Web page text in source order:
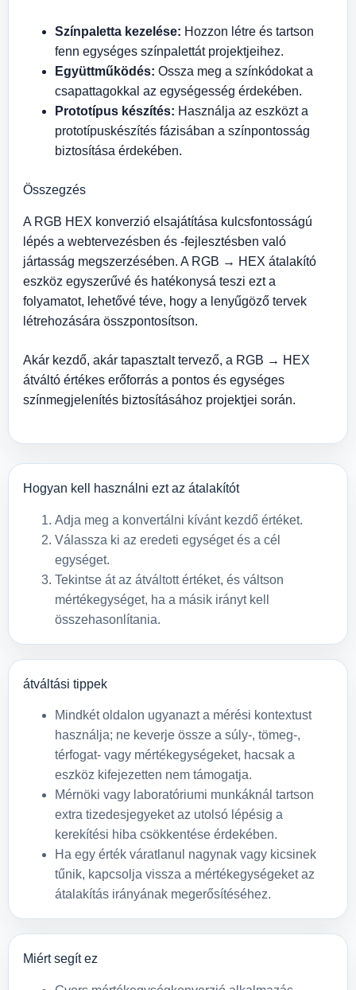
Színpaletta kezelése: Hozzon létre és tartson
fenn egységes színpalettát projektjeihez.
Együttműködés: Ossza meg a színkódokat a
csapattagokkal az egységesség érdekében.
Prototípus készítés: Használja az eszközt a
prototípuskészítés fázisában a színpontosság
biztosítása érdekében.
Összegzés
A RGB HEX konverzió elsajátítása kulcsfontosságú
lépés a webtervezésben és -fejlesztésben való
jártasság megszerzésében. A RGB → HEX átalakító
eszköz egyszerűvé és hatékonysá teszi ezt a
folyamatot, lehetővé téve, hogy a lenyűgöző tervek
létrehozására összpontosítson.
Akár kezdő, akár tapasztalt tervező, a RGB → HEX
átváltó értékes erőforrás a pontos és egységes
színmegjelenítés biztosításához projektjei során.
Hogyan kell használni ezt az átalakítót
Adja meg a konvertálni kívánt kezdő értéket.
Válassza ki az eredeti egységet és a cél
egységet.
Tekintse át az átváltott értéket, és váltson
mértékegységet, ha a másik irányt kell
összehasonlítania.
átváltási tippek
Mindkét oldalon ugyanazt a mérési kontextust
használja; ne keverje össze a súly-, tömeg-,
térfogat- vagy mértékegységeket, hacsak a
eszköz kifejezetten nem támogatja.
Mérnöki vagy laboratóriumi munkáknál tartson
extra tizedesjegyeket az utolsó lépésig a
kerekítési hiba csökkentése érdekében.
Ha egy érték váratlanul nagynak vagy kicsinek
tűnik, kapcsolja vissza a mértékegységeket az
átalakítás irányának megerősítéséhez.
Miért segít ez